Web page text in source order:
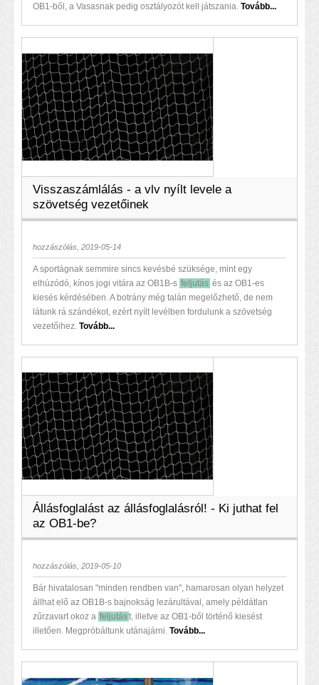
OB1-ből, a Vasasnak pedig osztályozót kell játszania. Tovább...
Visszaszámlálás - a vlv nyílt levele a
szövetség vezetőinek
hozzászólás, 2019-05-14
A sportágnak semmire sincs kevésbé szüksége, mint egy
elhúzódó, kínos jogi vitára az OB1B-s feljutás és az OB1-es
kiesés kérdésében. A botrány még talán megelőzhető, de nem
látunk rá szándékot, ezért nyílt levélben fordulunk a szövetség
vezetőihez. Tovább...
Állásfoglalást az állásfoglalásról! - Ki juthat fel
az OB1-be?
hozzászólás, 2019-05-10
Bár hivatalosan "minden rendben van", hamarosan olyan helyzet
állhat elő az OB1B-s bajnokság lezárultával, amely példátlan
zűrzavart okoz a feljutást, illetve az OB1-ből történő kiesést
illetően. Megpróbáltunk utánajárni. Tovább...